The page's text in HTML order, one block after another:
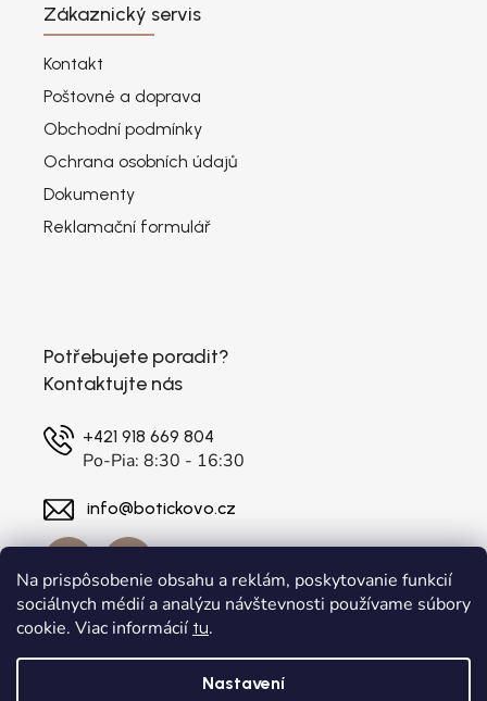
Na prispôsobenie obsahu a reklám, poskytovanie funkcií
sociálnych médií a analýzu návštevnosti používame súbory
cookie. Viac informácií tu.
Nastavení
Zákaznický servis
Kontakt
Poštovné a doprava
Obchodní podmínky
Ochrana osobních údajů
Dokumenty
Reklamační formulář
Potřebujete poradit?
Kontaktujte nás
+421 918 669 804
Po-Pia: 8:30 - 16:30
info@botickovo.cz